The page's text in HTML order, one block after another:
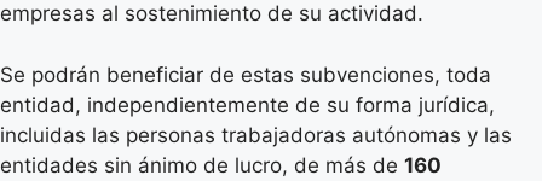
empresas al sostenimiento de su actividad.
Se podrán beneficiar de estas subvenciones, toda
entidad, independientemente de su forma jurídica,
incluidas las personas trabajadoras autónomas y las
entidades sin ánimo de lucro, de más de 160